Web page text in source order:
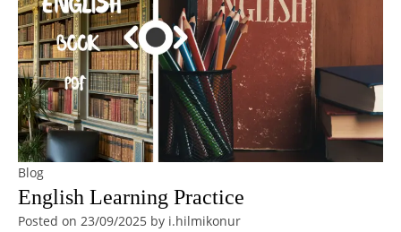
Blog
English Learning Practice
Posted on 23/09/2025 by i.hilmikonur